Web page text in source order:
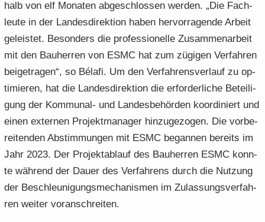
halb von elf Mo­na­ten ab­ge­schlos­sen wer­den. „Die Fach­
leu­te in der Lan­des­di­rek­ti­on haben her­vor­ra­gen­de Ar­beit
ge­leis­tet. Be­son­ders die pro­fes­sio­nel­le Zu­sam­men­ar­beit
mit den Bau­her­ren von ESMC hat zum zü­gi­gen Ver­fah­ren
bei­getra­gen“, so Bélafi. Um den Ver­fah­rens­ver­lauf zu op­
ti­mie­ren, hat die Lan­des­di­rek­ti­on die er­for­der­li­che Be­tei­li­
gung der Kommunal-​ und Lan­des­be­hör­den ko­or­di­niert und
einen ex­ter­nen Pro­jekt­ma­na­ger hin­zu­ge­zo­gen. Die vor­be­
rei­ten­den Ab­stim­mun­gen mit ESMC be­gan­nen be­reits im
Jahr 2023. Der Pro­jekt­ab­lauf des Bau­her­ren ESMC konn­
te wäh­rend der Dauer des Ver­fah­rens durch die Nut­zung
der Be­schleu­ni­gungs­me­cha­nis­men im Zu­las­sungs­ver­fah­
ren wei­ter vor­an­schrei­ten.